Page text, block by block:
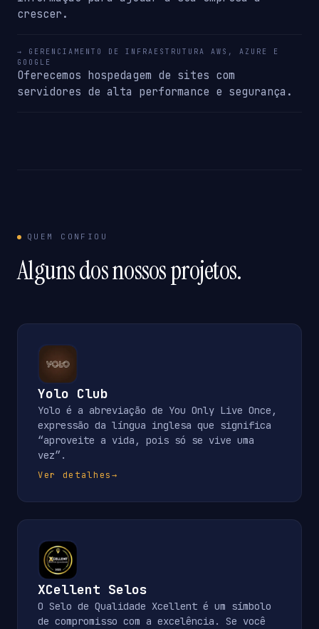
crescer.
→ GERENCIAMENTO DE INFRAESTRUTURA AWS, AZURE E
GOOGLE
Oferecemos hospedagem de sites com
servidores de alta performance e segurança.
QUEM CONFIOU
Alguns dos nossos projetos.
Yolo Club
Yolo é a abreviação de You Only Live Once,
expressão da língua inglesa que significa
“aproveite a vida, pois só se vive uma
vez”.
Ver detalhes→
XCellent Selos
O Selo de Qualidade Xcellent é um símbolo
de compromisso com a excelência. Se você